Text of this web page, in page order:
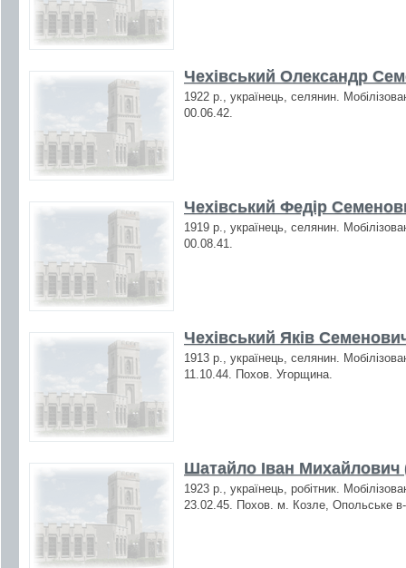
Чехівський Олександр
1922 р., українець, селянин.
00.06.42.
Чехівський Федір
1919 р., українець, селянин.
00.08.41.
Чехівський Яків
1913 р., українець, селянин.
11.10.44. Похов. Угорщина.
Шатайло Іван Михайлович
1923 р., українець, робітник.
23.02.45. Похов. м. Козле, Опольське